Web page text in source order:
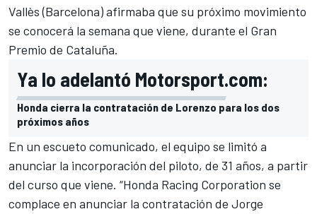
Vallès (Barcelona) afirmaba que su próximo movimiento
se conocerá la semana que viene, durante el Gran
Premio de Cataluña.
Ya lo adelantó Motorsport.com:
Honda cierra la contratación de Lorenzo para los dos
próximos años
En un escueto comunicado, el equipo se limitó a
anunciar la incorporación del piloto, de 31 años, a partir
del curso que viene. “Honda Racing Corporation se
complace en anunciar la contratación de Jorge